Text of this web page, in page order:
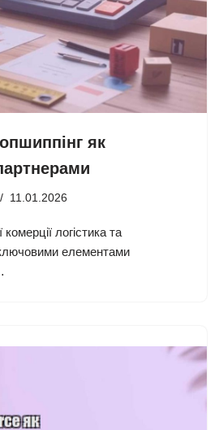
як
11.01.2026
логістика та
елементами